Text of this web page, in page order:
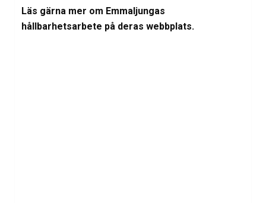
Läs gärna mer om Emmaljungas
hållbarhetsarbete på deras webbplats.